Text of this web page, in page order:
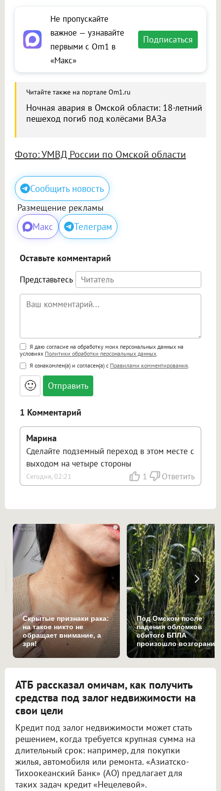
Не пропускайте
важное — узнавайте
первыми с Om1 в
«Макс»
Подписаться
Читайте также на портале Om1.ru
Ночная авария в Омской области: 18-летний
пешеход погиб под колёсами ВАЗа
Фото: УМВД России по Омской области
Сообщить новость
Размещение рекламы
Макс Телеграм
Оставьте комментарий
Представьтесь
Поддержка HTML
<b>, <strong>, <u>, <i>, <em>, <s>, <big>,
<small>, <sup>, <sub>, <pre>, <ul>, <ol>, <li>,
<blockquote>, <code> экранирует HTML,
адреса URL автоматически становятся
ссылками, и [img]адрес[/img] будет
Я даю согласие на обработку моих персональных данных на
условиях Политики обработки персональных данных.
Я ознакомлен(а) и согласен(а) с Правилами комментирования.
🙂
1 Комментарий
Марина
Сделайте подземный переход в этом месте с
выходом на четыре стороны
Сегодня, 02:21 1 Ответить
i
Скрытые признаки рака:
на такое никто не
обращает внимание, а
зря!
Под Омском после
падения обломков
сбитого БПЛА
произошло возгорание
на поле
АТБ рассказал омичам, как получить
средства под залог недвижимости на
свои цели
Кредит под залог недвижимости может стать
решением, когда требуется крупная сумма на
длительный срок: например, для покупки
жилья, автомобиля или ремонта. «Азиатско-
Тихоокеанский Банк» (АО) предлагает для
таких задач кредит «Нецелевой».